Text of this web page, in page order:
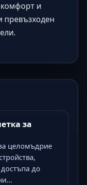
и
превъзходен
за
целомъдрие
до